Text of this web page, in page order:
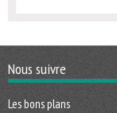
Nous suivre
Les bons plans